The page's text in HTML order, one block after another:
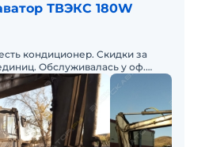
ТВЭКС 180W
кондиционер. Скидки за
Обслуживалась у оф.